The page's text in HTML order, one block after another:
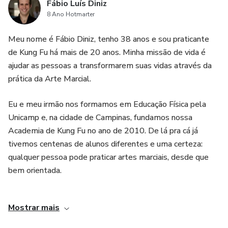
Fábio Luís Diniz
8 Ano Hotmarter
Meu nome é Fábio Diniz, tenho 38 anos e sou praticante
de Kung Fu há mais de 20 anos. Minha missão de vida é
ajudar as pessoas a transformarem suas vidas através da
prática da Arte Marcial.
Eu e meu irmão nos formamos em Educação Física pela
Unicamp e, na cidade de Campinas, fundamos nossa
Academia de Kung Fu no ano de 2010. De lá pra cá já
tivemos centenas de alunos diferentes e uma certeza:
qualquer pessoa pode praticar artes marciais, desde que
bem orientada.
através do mundo digital para conhecer e praticar o Kung
Mostrar mais